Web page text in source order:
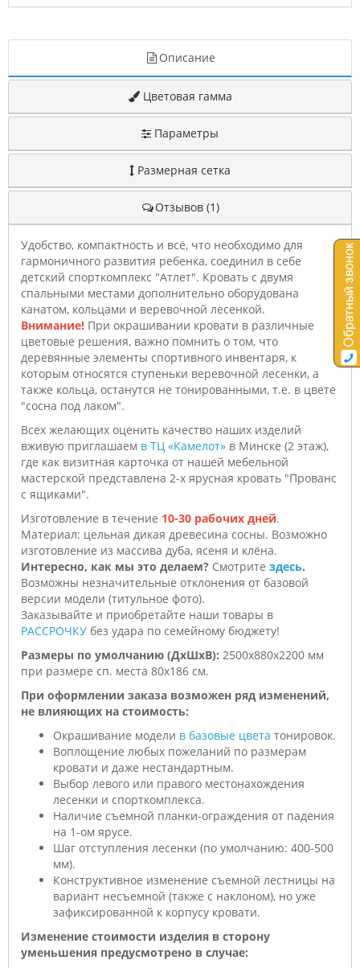
Описание
Цветовая гамма
Параметры
Размерная сетка
Отзывов (1)
Удобство, компактность и всё, что необходимо для
гармоничного развития ребенка, соединил в себе
детский спорткомплекс "Атлет". Кровать с двумя
спальными местами дополнительно оборудована
канатом, кольцами и веревочной лесенкой.
Внимание! При окрашивании кровати в различные
цветовые решения, важно помнить о том, что
деревянные элементы спортивного инвентаря, к
которым относятся ступеньки веревочной лесенки, а
также кольца, останутся не тонированными, т.е. в цвете
"сосна под лаком".
Всех желающих оценить качество наших изделий
вживую приглашаем в ТЦ «Камелот» в Минске (2 этаж),
где как визитная карточка от нашей мебельной
мастерской представлена 2-х ярусная кровать "Прованс
с ящиками".
Изготовление в течение 10-30 рабочих дней.
Материал: цельная дикая древесина сосны. Возможно
изготовление из массива дуба, ясеня и клёна.
Интересно, как мы это делаем? Смотрите здесь.
Возможны незначительные отклонения от базовой
версии модели (титульное фото).
Заказывайте и приобретайте наши товары в
РАССРОЧКУ без удара по семейному бюджету!
Размеры по умолчанию (ДхШхВ): 2500х880х2200 мм
при размере сп. места 80х186 см.
При оформлении заказа возможен ряд изменений,
не влияющих на стоимость:
Окрашивание модели в базовые цвета тонировок.
Воплощение любых пожеланий по размерам
кровати и даже нестандартным.
Выбор левого или правого местонахождения
лесенки и спорткомплекса.
Наличие съемной планки-ограждения от падения
на 1-ом ярусе.
Шаг отступления лесенки (по умолчанию: 400-500
мм).
Конструктивное изменение съемной лестницы на
вариант несъемной (также с наклоном), но уже
зафиксированной к корпусу кровати.
Изменение стоимости изделия в сторону
уменьшения предусмотрено в случае: